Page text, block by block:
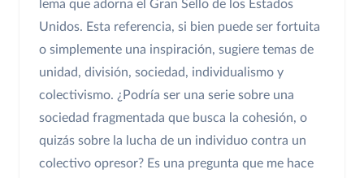
lema que adorna el Gran Sello de los Estados
Unidos. Esta referencia, si bien puede ser fortuita
o simplemente una inspiración, sugiere temas de
unidad, división, sociedad, individualismo y
colectivismo. ¿Podría ser una serie sobre una
sociedad fragmentada que busca la cohesión, o
quizás sobre la lucha de un individuo contra un
colectivo opresor? Es una pregunta que me hace